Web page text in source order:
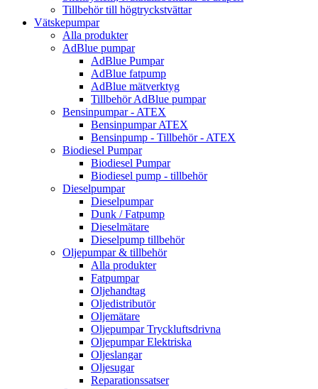
Tillbehör till högtryckstvättar
Vätskepumpar
Alla produkter
AdBlue pumpar
AdBlue Pumpar
AdBlue fatpump
AdBlue mätverktyg
Tillbehör AdBlue pumpar
Bensinpumpar - ATEX
Bensinpumpar ATEX
Bensinpump - Tillbehör - ATEX
Biodiesel Pumpar
Biodiesel Pumpar
Biodiesel pump - tillbehör
Dieselpumpar
Dieselpumpar
Dunk / Fatpump
Dieselmätare
Dieselpump tillbehör
Oljepumpar & tillbehör
Alla produkter
Fatpumpar
Oljehandtag
Oljedistributör
Oljemätare
Oljepumpar Tryckluftsdrivna
Oljepumpar Elektriska
Oljeslangar
Oljesugar
Reparationssatser